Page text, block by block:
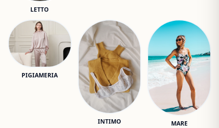
LETTO
PIGIAMERIA
INTIMO MARE